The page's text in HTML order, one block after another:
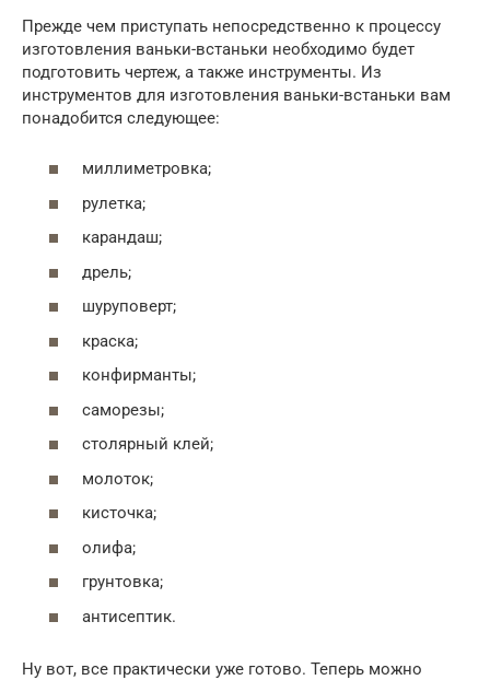
Прежде чем приступать непосредственно к процессу
изготовления ваньки-встаньки необходимо будет
подготовить чертеж, а также инструменты. Из
инструментов для изготовления ваньки-встаньки вам
понадобится следующее:
миллиметровка;
рулетка;
карандаш;
дрель;
шуруповерт;
краска;
конфирманты;
саморезы;
столярный клей;
молоток;
кисточка;
олифа;
грунтовка;
антисептик.
Ну вот, все практически уже готово. Теперь можно